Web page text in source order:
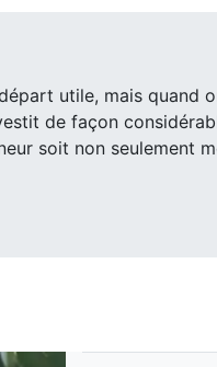
utile, mais quand
de façon
soit non seulement